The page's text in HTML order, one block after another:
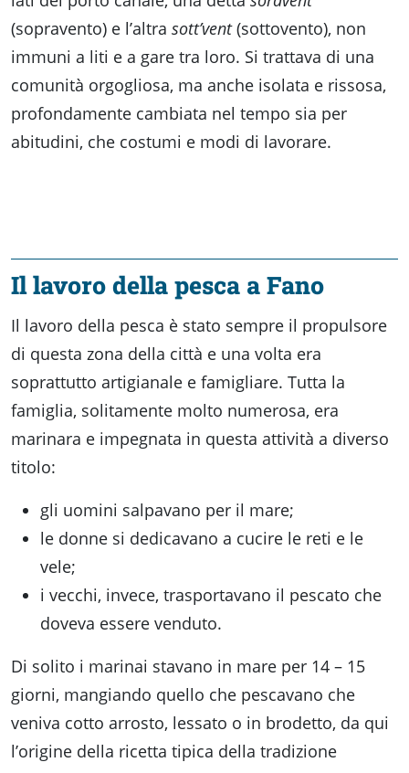
(sopravento) e l’altra sott’vent(sottovento), non
immuni a liti e a gare tra loro. Si trattava di una
comunità orgogliosa, ma anche isolata e rissosa,
profondamente cambiata nel tempo sia per
abitudini, che costumi e modi di lavorare.
Il lavoro della pesca a Fano
Il lavoro della pesca è stato sempre il propulsore
di questa zona della città e una volta era
soprattutto artigianale e famigliare. Tutta la
famiglia, solitamente molto numerosa, era
marinara e impegnata in questa attività a diverso
titolo:
gli uomini salpavano per il mare;
le donne si dedicavano a cucire le reti e le
vele;
i vecchi, invece, trasportavano il pescato che
doveva essere venduto.
Di solito i marinai stavano in mare per 14 – 15
giorni, mangiando quello che pescavano che
veniva cotto arrosto, lessato o in brodetto, da qui
l’origine della ricetta tipica della tradizione